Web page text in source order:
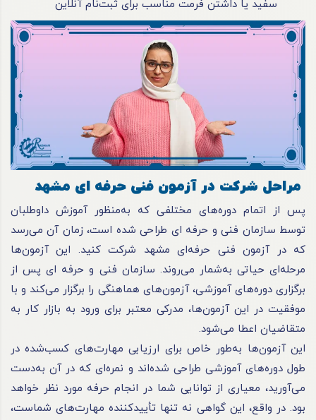
سفید یا داشتن فرمت مناسب برای ثبت‌نام آنلاین
مراحل شرکت در آزمون فنی حرفه ای مشهد
پس از اتمام دوره‌های مختلفی که به‌منظور آموزش داوطلبان
توسط سازمان فنی و حرفه ای طراحی شده است، زمان آن می‌رسد
که در آزمون فنی حرفه‌ای مشهد شرکت کنید. این آزمون‌ها
مرحله‌ای حیاتی به‌شمار می‌روند. سازمان فنی و حرفه ایپس از
برگزاری دوره‌های آموزشی، آزمون‌های هماهنگی را برگزار می‌کند و با
موفقیت در این آزمون‌ها، مدرکی معتبر برای ورود به بازار کار به
متقاضیان اعطا می‌شود.
این آزمون‌ها به‌طور خاص برای ارزیابی مهارت‌های کسب‌شده در
طول دوره‌های آموزشی طراحی شده‌اند و نمره‌ای که در آن به‌دست
می‌آورید، معیاری از توانایی شما در انجام حرفه مورد نظر خواهد
بود. در واقع، این گواهی نه تنها تأییدکننده مهارت‌های شماست،